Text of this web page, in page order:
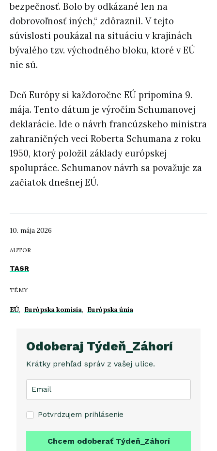
10. mája 2026
AUTOR
TASR
TÉMY
EÚ, Európska komisia, Európska únia
bezpečnosť. Bolo by odkázané len na
dobrovoľnosť iných,“ zdôraznil. V tejto
súvislosti poukázal na situáciu v krajinách
bývalého tzv. východného bloku, ktoré v EÚ
nie sú.
Deň Európy si každoročne EÚ pripomína 9.
mája. Tento dátum je výročím Schumanovej
deklarácie. Ide o návrh francúzskeho ministra
zahraničných vecí Roberta Schumana z roku
1950, ktorý položil základy európskej
spolupráce. Schumanov návrh sa považuje za
začiatok dnešnej EÚ.
Odoberaj Týdeň_Záhorí
Krátky prehľad správ z vašej ulice.
Potvrdzujem prihlásenie
Chcem odoberať Týdeň_Záhorí